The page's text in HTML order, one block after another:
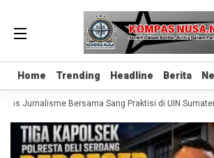
Home Trending Headline Berita
Home Trending Headline Berita
Jurnalisme Bersama Sang Praktisi di UIN